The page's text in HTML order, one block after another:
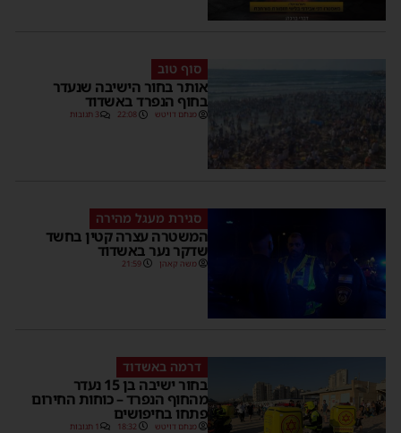
סוף טוב
אותר בחור הישיבה שנעדר
בחוף הנפרד באשדוד
מנחם דויטש 22:08 3 תגובות
סגירת מעגל מהירה
המשטרה עצרה קטין בחשד
שדקר נער באשדוד
משה קאהן 21:59
דרמה באשדוד
בחור ישיבה בן 15 נעדר
מהחוף הנפרד – כוחות החירום
פתחו בחיפושים
מנחם דויטש 18:32 1 תגובות